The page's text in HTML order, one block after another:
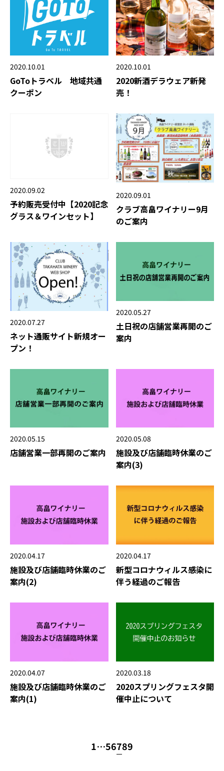
2020.10.01
GoToトラベル 地域共通
クーポン
2020.10.01
2020新酒デラウェア新発
売！
2020.09.02
予約販売受付中【2020記念
グラス＆ワインセット】
2020.09.01
クラブ高畠ワイナリー9月
のご案内
2020.07.27
ネット通販サイト新規オー
プン！
2020.05.27
土日祝の店舗営業再開のご
案内
2020.05.15
店舗営業一部再開のご案内
2020.05.08
施設及び店舗臨時休業のご
案内(3)
2020.04.17
施設及び店舗臨時休業のご
案内(2)
2020.04.17
新型コロナウィルス感染に
伴う経過のご報告
2020.04.07
施設及び店舗臨時休業のご
案内(1)
2020.03.18
2020スプリングフェスタ開
催中止について
1…56789